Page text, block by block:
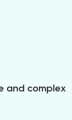
and complex